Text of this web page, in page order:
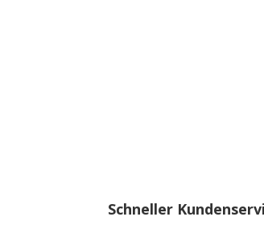
Schneller